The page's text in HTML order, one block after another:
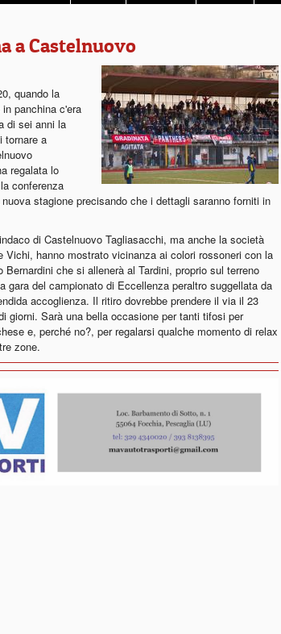
a Castelnuovo
quando la
panchina c'era
di sei anni la
tornare a
regalata lo
conferenza
stagione precisando che i dettagli saranno forniti in
di Castelnuovo Tagliasacchi, ma anche la società
Vichi, hanno mostrato vicinanza ai colori rossoneri con la
che si allenerà al Tardini, proprio sul terreno
gara del campionato di Eccellenza peraltro suggellata da
accoglienza. Il ritiro dovrebbe prendere il via il 23
giorni. Sarà una bella occasione per tanti tifosi per
e, perché no?, per regalarsi qualche momento di relax
zone.